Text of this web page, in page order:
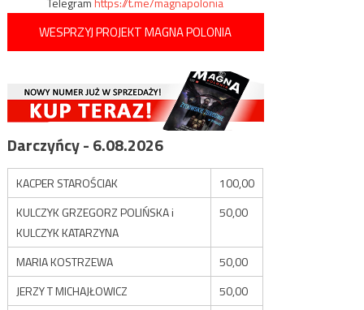
WESPRZYJ PROJEKT MAGNA POLONIA
Darczyńcy - 6.08.2026
KACPER STAROŚCIAK
100,00
KULCZYK GRZEGORZ POLIŃSKA i
KULCZYK KATARZYNA
50,00
MARIA KOSTRZEWA
50,00
JERZY T MICHAJŁOWICZ
50,00